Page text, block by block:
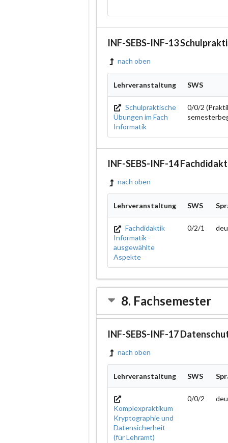
INF-SEBS-INF-13
nach oben
Lehrveranstaltung SWS
Schulpraktische
Übungen im Fach
Informatik
0/0/2
INF-SEBS-INF-14
nach oben
Lehrveranstaltung SWS
Fachdidaktik
Informatik -
ausgewählte
Aspekte
0/2/1
8. Fachsemester
INF-SEBS-INF-17
nach oben
Lehrveranstaltung SWS
Komplexpraktikum
Kryptographie und
Datensicherheit
(für Lehramt)
0/0/2